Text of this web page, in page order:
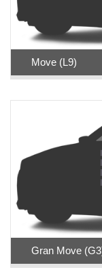
Move (L9)
Gran Move